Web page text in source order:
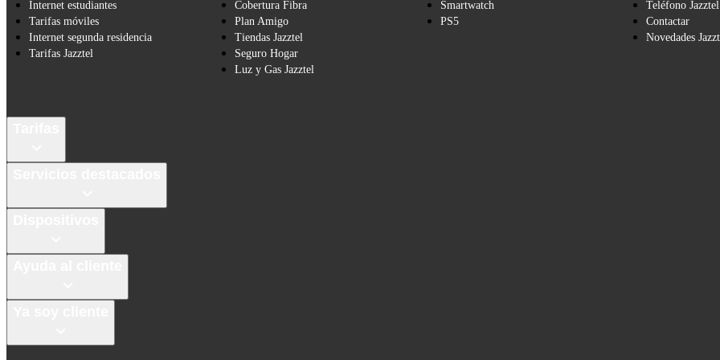
Internet estudiantes
Tarifas móviles
Internet segunda residencia
Tarifas Jazztel
Cobertura Fibra
Plan Amigo
Tiendas Jazztel
Seguro Hogar
Luz y Gas Jazztel
Smartwatch
PS5
Teléfono Jazztel
Contactar
Novedades